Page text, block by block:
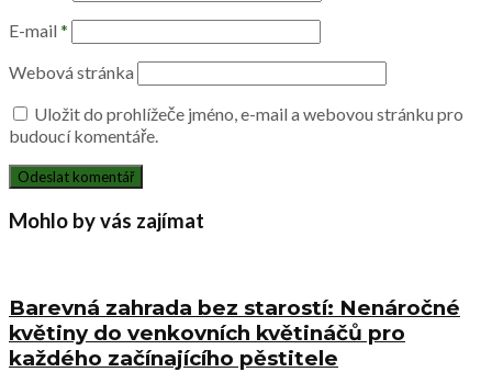
E-mail *
Webová stránka
Uložit do prohlížeče jméno, e-mail a webovou stránku pro
budoucí komentáře.
Mohlo by vás zajímat
Barevná zahrada bez starostí: Nenáročné
květiny do venkovních květináčů pro
každého začínajícího pěstitele